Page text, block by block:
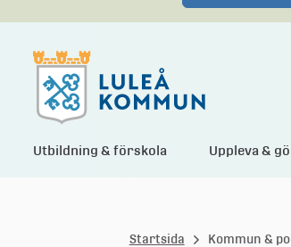
L
Utbildning & förskola Uppleva &
Startsida Kommun &